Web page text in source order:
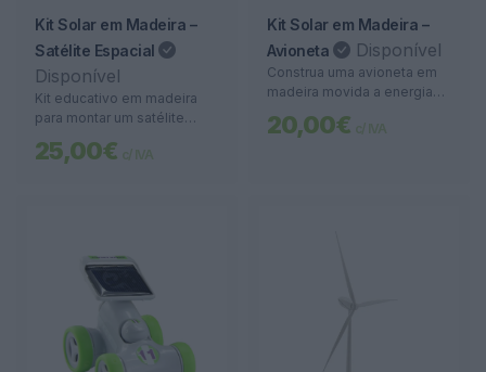
Kit Solar em Madeira –
Satélite Espacial
Disponível
Kit educativo em madeira
para montar um satélite
para projetos escolares e
25,00€ c/ IVA
Kit Solar em Madeira –
Avioneta
Disponível
Construa uma avioneta em
madeira movida a energia
divertido e sustentável para
20,00€ c/ IVA